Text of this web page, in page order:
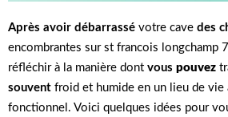
Après avoir débarrassé votre cave des
encombrantes sur st francois longchamp
réfléchir à la manière dont vous pouvez
souvent froid et humide en un lieu de vie
fonctionnel. Voici quelques idées pour